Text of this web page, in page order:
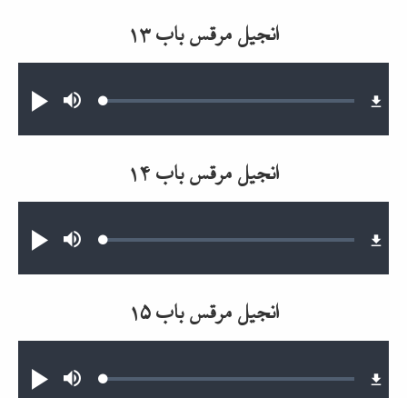
انجیل مرقس باب ۱۳
پخش MuteLoaded:
انجیل مرقس باب ۱۴
پخش MuteLoaded:
انجیل مرقس باب ۱۵
پخش MuteLoaded: